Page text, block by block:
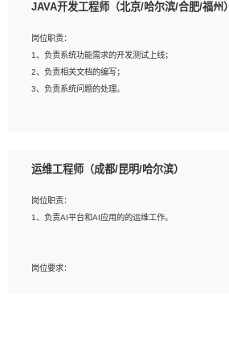
岗位要求：
2、精通linux命令。
3、熟悉oracle、mysql 数据库。
4、善于沟通，具有良好的团队合作精神和协作能力。
5、必须有实际的生产环境系统维护经验。
JAVA开发工程师（北京/哈尔滨/合肥/福州）
岗位职责：
1、负责系统功能需求的开发测试上线；
2、负责相关文档的编写；
3、负责系统问题的处理。
2、熟悉linux命令；
4、熟练使用oracle、mysql进行开发；
5、熟悉流程开发如使用activiti；
运维工程师（成都/昆明/哈尔滨）
岗位职责：
1、负责AI平台和AI应用的的运维工作。
岗位要求：